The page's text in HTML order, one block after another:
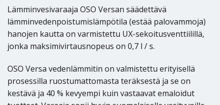
Lämminvesivaraaja OSO Versan säädettävä
lämminvedenpoistumislämpötila (estää palovammoja)
hanojen kautta on varmistettu UX-sekoitusventtiilillä,
jonka maksimivirtausnopeus on 0,7 l / s.
OSO Versa vedenlämmitin on valmistettu erityisellä
prosessilla ruostumattomasta teräksestä ja se on
kestävä ja 40 % kevyempi kuin vastaavat emaloidut